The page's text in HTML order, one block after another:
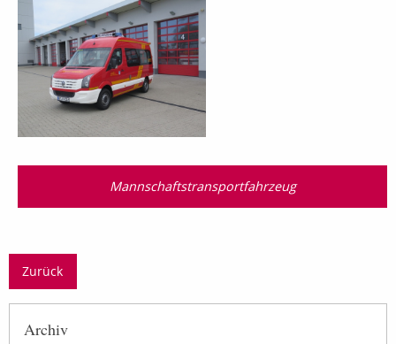
Mannschaftstransport­fahrzeug
Zurück
Archiv